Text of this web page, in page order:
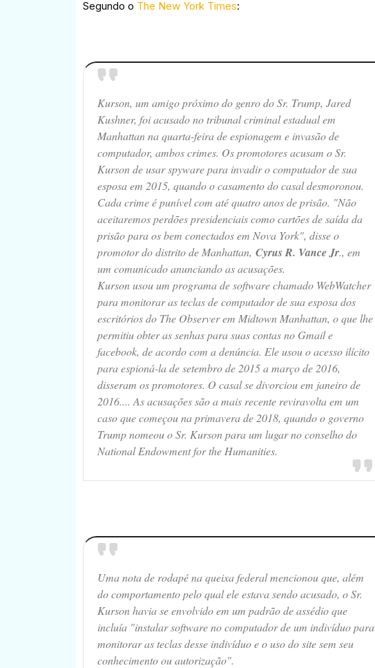
Segundo o The New York Times:
Kurson, um amigo próximo do genro do Sr. Trump, Jared
Kushner, foi acusado no tribunal criminal estadual em
Manhattan na quarta-feira de espionagem e invasão de
computador, ambos crimes. Os promotores acusam o Sr.
Kurson de usar spyware para invadir o computador de sua
esposa em 2015, quando o casamento do casal desmoronou.
Cada crime é punível com até quatro anos de prisão. "Não
aceitaremos perdões presidenciais como cartões de saída da
prisão para os bem conectados em Nova York", disse o
promotor do distrito de Manhattan, Cyrus R. Vance Jr., em
um comunicado anunciando as acusações.
Kurson usou um programa de software chamado WebWatcher
para monitorar as teclas de computador de sua esposa dos
escritórios do The Observer em Midtown Manhattan, o que lhe
permitiu obter as senhas para suas contas no Gmail e
facebook, de acordo com a denúncia. Ele usou o acesso ilícito
para espioná-la de setembro de 2015 a março de 2016,
disseram os promotores. O casal se divorciou em janeiro de
2016.... As acusações são a mais recente reviravolta em um
caso que começou na primavera de 2018, quando o governo
Trump nomeou o Sr. Kurson para um lugar no conselho do
National Endowment for the Humanities.
Uma nota de rodapé na queixa federal mencionou que, além
do comportamento pelo qual ele estava sendo acusado, o Sr.
Kurson havia se envolvido em um padrão de assédio que
incluía "instalar software no computador de um indivíduo para
monitorar as teclas desse indivíduo e o uso do site sem seu
conhecimento ou autorização".